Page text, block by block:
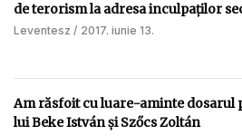
de terorism la adresa inculpaţilor
Leventesz 2017. iunie 13.
Am răsfoit cu luare-aminte dosarul
lui Beke István şi Szőcs Zoltán